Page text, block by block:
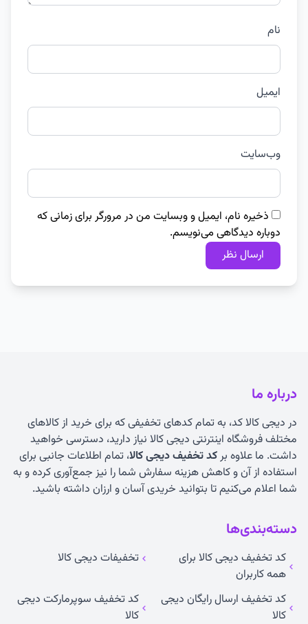
نام
ایمیل
وب‌سایت
ذخیره نام، ایمیل و وبسایت من در مرورگر برای زمانی که
دوباره دیدگاهی می‌نویسم.
درباره ما
در دیجی کالا کد، به تمام کدهای تخفیفی که برای خرید از کالاهای
مختلف فروشگاه اینترنتی دیجی کالا نیاز دارید، دسترسی خواهید
داشت. ما علاوه برکد تخفیف دیجی کالا، تمام اطلاعات جانبی برای
استفاده از آن و کاهش هزینه سفارش شما را نیز جمع‌آوری کرده و به
شما اعلام می‌کنیم تا بتوانید خریدی آسان و ارزان داشته باشید.
دسته‌بندی‌ها
کد تخفیف دیجی کالا برای
همه کاربران
تخفیفات دیجی کالا
کد تخفیف ارسال رایگان دیجی
کالا
کد تخفیف سوپرمارکت دیجی
کالا